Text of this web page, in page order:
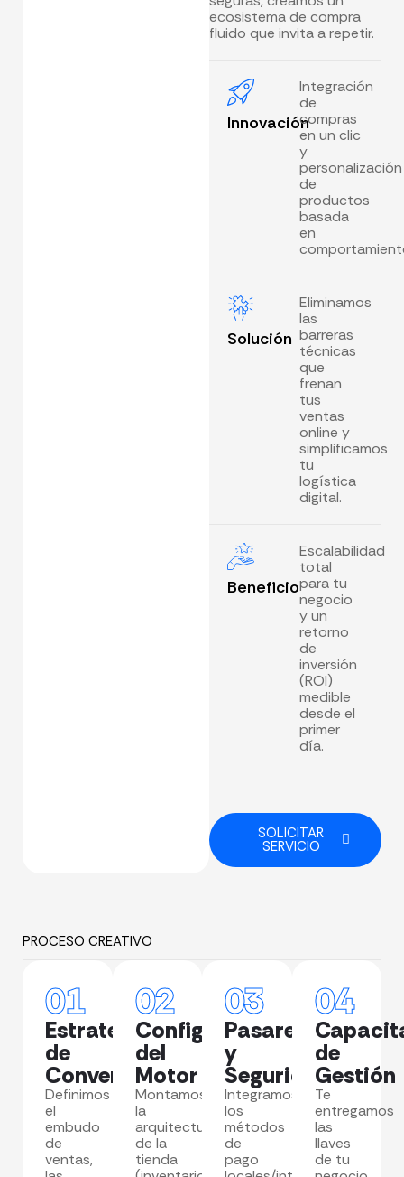
ecosistema de compra
fluido que invita a repetir.
Innovación
Integración
de
compras
en un clic
y
personalización
de
productos
basada
en
Solución
Eliminamos
las
barreras
técnicas
que
frenan
tus
ventas
online y
simplificamos
tu
logística
digital.
Beneficio
Escalabilidad
total
para tu
negocio
y un
retorno
de
inversión
(ROI)
medible
desde el
primer
día.
SOLICITAR
SERVICIO
PROCESO CREATIVO
01
Estrategia
de
Conversión
Definimos
el
embudo
de
ventas,
02
Configuración
del
Motor
Montamos
la
arquitectura
de la
tienda
03
Pasarelas
y
Seguridad
Integramos
los
métodos
de
pago
04
de
Gestión
Te
entregamos
las
llaves
de tu